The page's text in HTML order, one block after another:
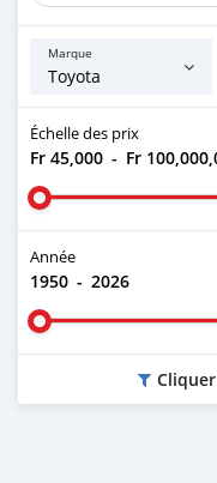
Marque
Échelle des prix
Fr 45,000 - Fr
Année
1950 - 2026